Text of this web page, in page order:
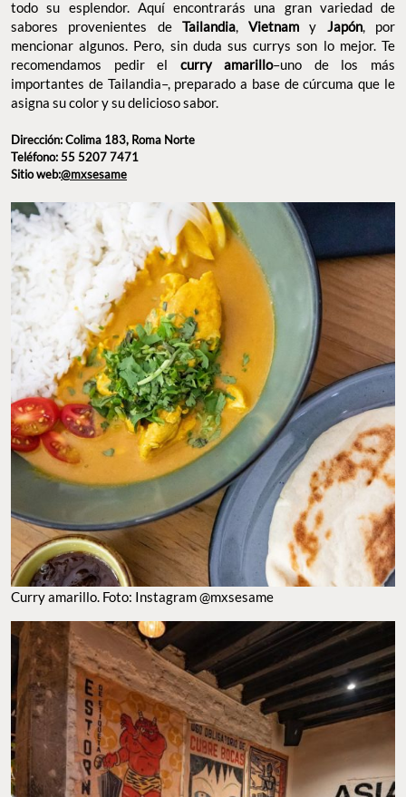
importantes de Tailandia–, preparado a base de cúrcuma que le
asigna su color y su delicioso sabor.
Dirección: Colima 183, Roma Norte
Teléfono: 55 5207 7471
Sitio web:@mxsesame
CURRY AMARILLO. FOTO: INSTAGRAM @MXSESAME